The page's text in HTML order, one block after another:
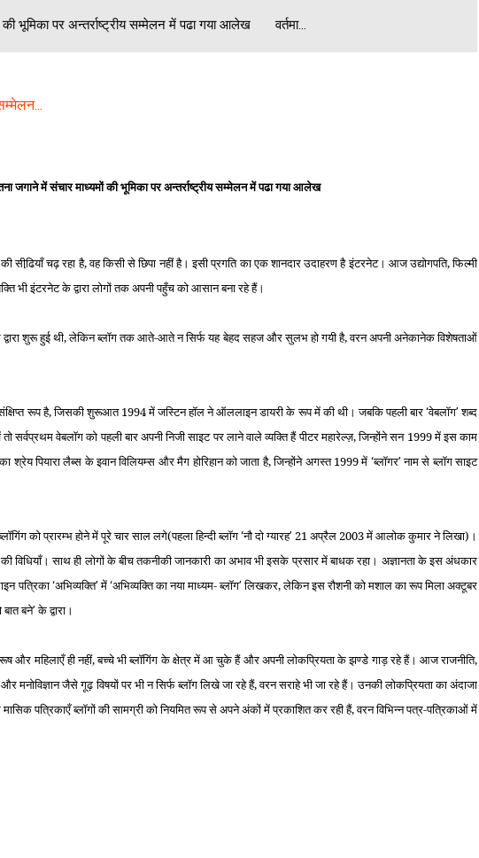
की भूमिका पर अन्‍तर्राष्‍ट्रीय सम्मेलन में पढा गया आलेख वर्तमा...
जगाने में संचार माध्यमों की भूमिका पर अन्‍तर्राष्‍ट्रीय सम्मेलन में पढा गया आलेख
सीढि़याँ चढ़ रहा है, वह किसी से छिपा नहीं है। इसी प्रगति का एक शानदार उदाहरण है इंटरनेट। आज उद्योगपति, फिल्‍मी
भी इंटरनेट के द्वारा लोगों तक अपनी पहुँच को आसान बना रहे हैं।
द्वारा शुरू हुई थी, लेकिन ब्‍लॉग तक आते-आते न सिर्फ यह बेहद सहज और सुलभ हो गयी है, वरन अपनी अनेकानेक विशेषताओं
रूप है, जिसकी शुरूआत 1994 में जस्टिन हॉल ने ऑललाइन डायरी के रूप में की थी। जबकि पहली बार‘वेबलॉग’ शब्‍द
वेबलॉग को पहली बार अपनी निजी साइट पर लाने वाले व्‍यक्ति हैं पीटर महारेल्‍ज़, जिन्‍होंने सन 1999 में इस काम
पियारा लैब्‍स के इवान विलियम्‍स और मैग होरिहान को जाता है, जिन्‍होंने अगस्‍त 1999 में ‘ब्‍लॉगर’ नाम से ब्‍लॉग साइट
को प्रारम्‍भ होने में पूरे चार साल लगे(पहला हिन्‍दी ब्‍लॉग ‘नौ दो ग्‍यारह’ 21 अप्रैल 2003 में आलोक कुमार ने लिखा)।
साथ ही लोगों के बीच तकनीकी जानकारी का अभाव भी इसके प्रसार में बाधक रहा। अज्ञानता के इस अंधकार
पत्रिका ‘अभिव्‍यक्ति’ में ‘अभिव्‍यक्ति का नया माध्‍यम- ब्‍लॉग’ लिखकर, लेकिन इस रौशनी को मशाल का रूप मिला अक्‍टूबर
बात बने’ के द्वारा।
और महिलाएँ ही नहीं, बच्‍चे भी ब्‍लॉगिंग के क्षेत्र में आ चुके हैं और अपनी लोकप्रियता के झण्‍डे गाड़ रहे हैं। आज राजनीति,
और मनोविज्ञान जैसे गूढ़ विषयों पर भी न सिर्फ ब्‍लॉग लिखे जा रहे हैं, वरन सराहे भी जा रहे हैं। उनकी लोकप्रियता का अंदाजा
पत्रिकाएँ ब्‍लॉगों की सामग्री को नियमित रूप से अपने अंकों में प्रकाशित कर रही हैं, वरन विभिन्‍न पत्र-पत्रिकाओं में